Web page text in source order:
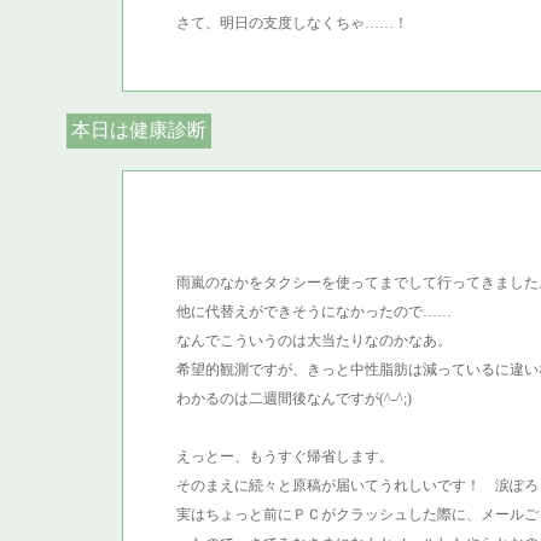
さて、明日の支度しなくちゃ……！
本日は健康診断
雨嵐のなかをタクシーを使ってまでして行ってきまし
他に代替えができそうになかったので……
なんでこういうのは大当たりなのかなあ。
希望的観測ですが、きっと中性脂肪は減っているに違
わかるのは二週間後なんですが(^-^;)
えっとー、もうすぐ帰省します。
そのまえに続々と原稿が届いてうれしいです！ 涙ぽろ
実はちょっと前にＰＣがクラッシュした際に、メール